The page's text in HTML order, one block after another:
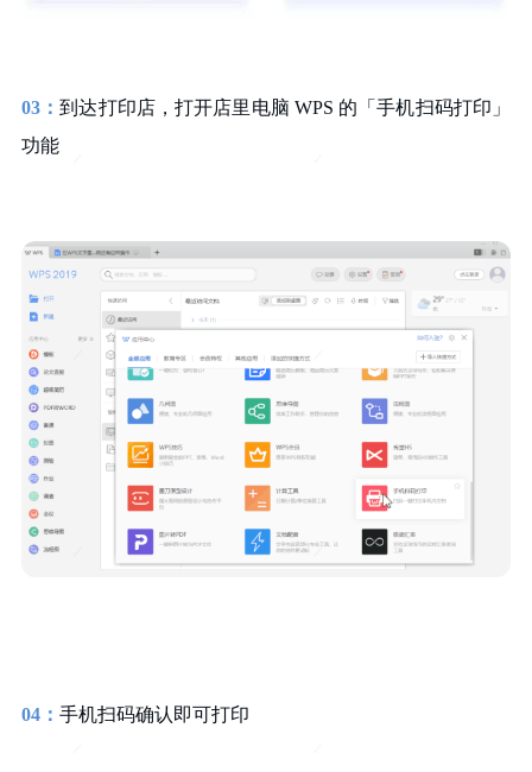
03：到达打印店，打开店里电脑 WPS 的「手机扫码打印」
功能
04： 手机扫码确认即可打印